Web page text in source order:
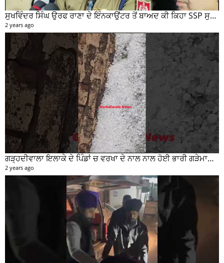
ਸੁਖਵਿੰਦਰ ਸਿੰਘ ਉਰਫ ਰਾਣਾ ਦੇ ਇੰਨਕਾਉਂਟਰ ਤੋਂ ਬਾਅਦ ਕੀ ਕਿਹਾ SSP ਸੁਰੇਂਦਰ ਲਾਂਬਾ ਤੁਸੀਂ ਵੀ ਸੁਣੋ...
2 years ago
ਗੜ੍ਹਦੀਵਾਲਾ ਇਲਾਕੇ ਦੇ ਪਿੰਡਾਂ ਚ ਵਰਖਾ ਦੇ ਨਾਲ ਨਾਲ ਹੋਈ ਭਾਰੀ ਗੜੇਮਾਰੀ ਦੀਆਂ ਦੇਖੋ ਤਸਵੀਰਾਂ #garhdiwala #snow
2 years ago